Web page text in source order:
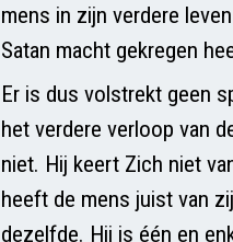
mens in zijn verdere
Satan macht gekregen
Er is dus volstrekt geen
het verdere verloop van
niet. Hij keert Zich niet
heeft de mens juist van
dezelfde. Hij is één en